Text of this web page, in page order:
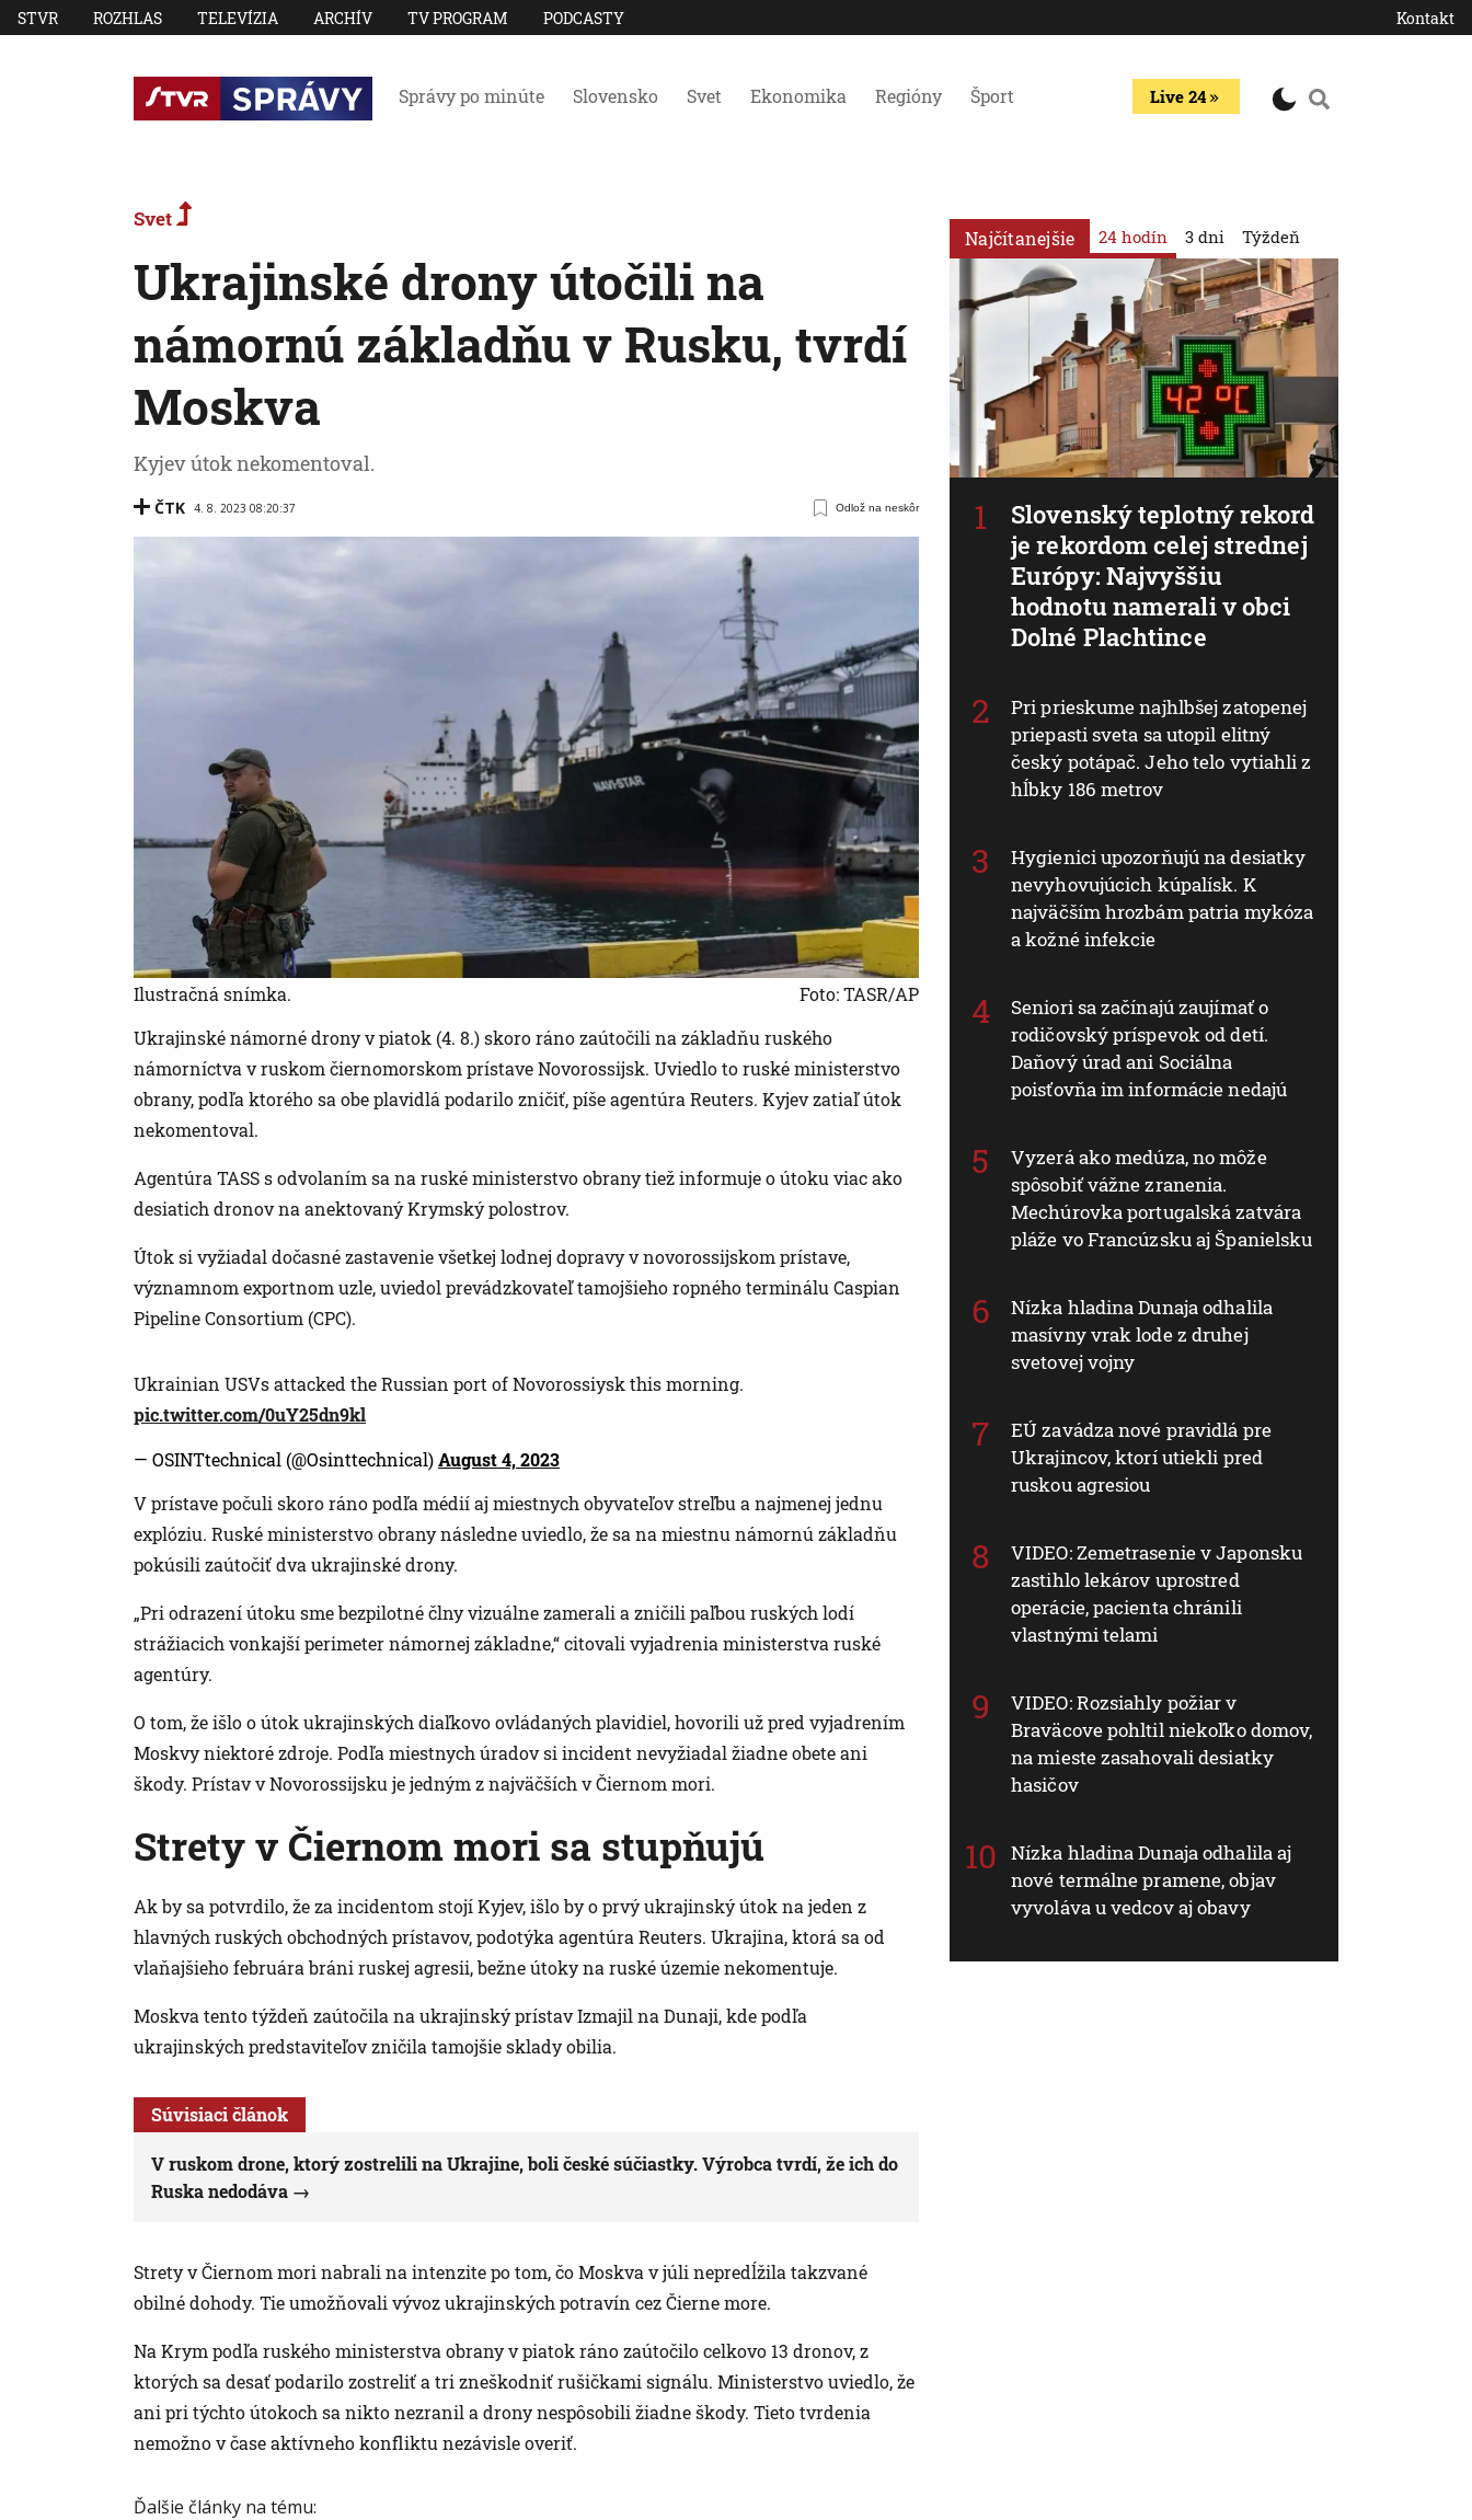
STVR ROZHLAS TELEVÍZIA ARCHÍV TV PROGRAM PODCASTY Kontakt
Správy po minúte Slovensko Svet Ekonomika Regióny Šport Live 24
Svet
Ukrajinské drony útočili na
námornú základňu v Rusku, tvrdí
Moskva
Kyjev útok nekomentoval.
ČTK 4. 8. 2023 08:20:37 Odlož na neskôr
Ilustračná snímka.
Foto: TASR/AP
Ukrajinské námorné drony v piatok (4. 8.) skoro ráno zaútočili na základňu ruského
námorníctva v ruskom čiernomorskom prístave Novorossijsk. Uviedlo to ruské ministerstvo
obrany, podľa ktorého sa obe plavidlá podarilo zničiť, píše agentúra Reuters. Kyjev zatiaľ útok
nekomentoval.
Agentúra TASS s odvolaním sa na ruské ministerstvo obrany tiež informuje o útoku viac ako
desiatich dronov na anektovaný Krymský polostrov.
Útok si vyžiadal dočasné zastavenie všetkej lodnej dopravy v novorossijskom prístave,
významnom exportnom uzle, uviedol prevádzkovateľ tamojšieho ropného terminálu Caspian
Pipeline Consortium (CPC).
Ukrainian USVs attacked the Russian port of Novorossiysk this morning.
pic.twitter.com/0uY25dn9kl
— OSINTtechnical (@Osinttechnical)August 4, 2023
V prístave počuli skoro ráno podľa médií aj miestnych obyvateľov streľbu a najmenej jednu
explóziu. Ruské ministerstvo obrany následne uviedlo, že sa na miestnu námornú základňu
pokúsili zaútočiť dva ukrajinské drony.
„Pri odrazení útoku sme bezpilotné člny vizuálne zamerali a zničili paľbou ruských lodí
strážiacich vonkajší perimeter námornej základne,“ citovali vyjadrenia ministerstva ruské
agentúry.
O tom, že išlo o útok ukrajinských diaľkovo ovládaných plavidiel, hovorili už pred vyjadrením
Moskvy niektoré zdroje. Podľa miestnych úradov si incident nevyžiadal žiadne obete ani
škody. Prístav v Novorossijsku je jedným z najväčších v Čiernom mori.
Strety v Čiernom mori sa stupňujú
Ak by sa potvrdilo, že za incidentom stojí Kyjev, išlo by o prvý ukrajinský útok na jeden z
hlavných ruských obchodných prístavov, podotýka agentúra Reuters. Ukrajina, ktorá sa od
vlaňajšieho februára bráni ruskej agresii, bežne útoky na ruské územie nekomentuje.
Moskva tento týždeň zaútočila na ukrajinský prístav Izmajil na Dunaji, kde podľa
ukrajinských predstaviteľov zničila tamojšie sklady obilia.
Súvisiaci článok
V ruskom drone, ktorý zostrelili na Ukrajine, boli české súčiastky. Výrobca tvrdí, že ich do
Ruska nedodáva
Strety v Čiernom mori nabrali na intenzite po tom, čo Moskva v júli nepredĺžila takzvané
obilné dohody. Tie umožňovali vývoz ukrajinských potravín cez Čierne more.
Na Krym podľa ruského ministerstva obrany v piatok ráno zaútočilo celkovo 13 dronov, z
ktorých sa desať podarilo zostreliť a tri zneškodniť rušičkami signálu. Ministerstvo uviedlo, že
ani pri týchto útokoch sa nikto nezranil a drony nespôsobili žiadne škody. Tieto tvrdenia
nemožno v čase aktívneho konfliktu nezávisle overiť.
Ďalšie články na tému:
Najčítanejšie 24 hodín
Slovenský teplotný rekord
je rekordom celej strednej
Európy: Najvyššiu
hodnotu namerali v obci
Dolné Plachtince
Pri prieskume najhlbšej zatopenej
priepasti sveta sa utopil elitný
český potápač. Jeho telo vytiahli z
hĺbky 186 metrov
Hygienici upozorňujú na desiatky
nevyhovujúcich kúpalísk. K
najväčším hrozbám patria mykóza
a kožné infekcie
Seniori sa začínajú zaujímať o
rodičovský príspevok od detí.
Daňový úrad ani Sociálna
poisťovňa im informácie nedajú
Vyzerá ako medúza, no môže
spôsobiť vážne zranenia.
Mechúrovka portugalská zatvára
pláže vo Francúzsku aj Španielsku
Nízka hladina Dunaja odhalila
masívny vrak lode z druhej
svetovej vojny
EÚ zavádza nové pravidlá pre
Ukrajincov, ktorí utiekli pred
ruskou agresiou
VIDEO: Zemetrasenie v Japonsku
zastihlo lekárov uprostred
operácie, pacienta chránili
vlastnými telami
VIDEO: Rozsiahly požiar v
Braväcove pohltil niekoľko domov,
na mieste zasahovali desiatky
hasičov
Nízka hladina Dunaja odhalila aj
nové termálne pramene, objav
vyvoláva u vedcov aj obavy
3 dni Týždeň